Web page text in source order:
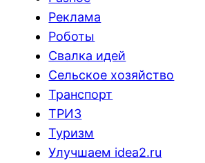
Реклама
Роботы
Свалка идей
Сельское хозяйство
Транспорт
ТРИЗ
Туризм
Улучшаем idea2.ru